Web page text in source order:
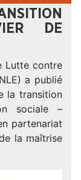
DE
Lutte contre
a publié
la transition
sociale –
partenariat
la maîtrise